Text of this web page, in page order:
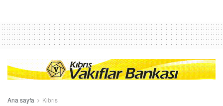
Ana sayfa Kıbrıs